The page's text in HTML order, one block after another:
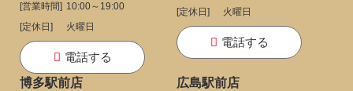
[営業時間] 10:00～19:00
[定休日]
火曜日
電話する
[定休日]
火曜日
電話する
博多駅前店 広島駅前店